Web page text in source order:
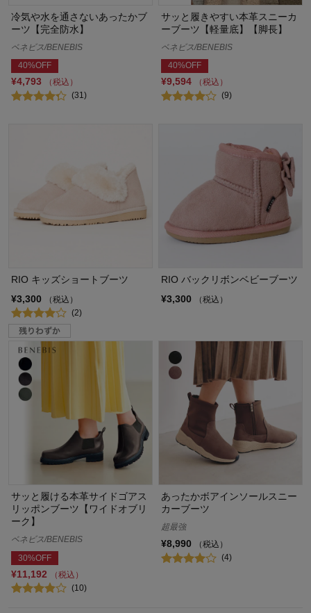
冷気や水を通さないあったかブ
ーツ【完全防水】
ベネビス/BENEBIS
40%OFF
¥4,793
（税込）
(31)
サッと履きやすい本革スニーカ
ーブーツ【軽量底】【脚長】
ベネビス/BENEBIS
40%OFF
¥9,594
（税込）
(9)
RIO キッズショートブーツ
¥3,300
（税込）
(2)
RIO バックリボンベビーブーツ
¥3,300
（税込）
サッと履ける本革サイドゴアス
リッポンブーツ【ワイドオブリ
ーク】
ベネビス/BENEBIS
30%OFF
¥11,192
（税込）
(10)
あったかボアインソールスニー
カーブーツ
超最強
¥8,990
（税込）
(4)